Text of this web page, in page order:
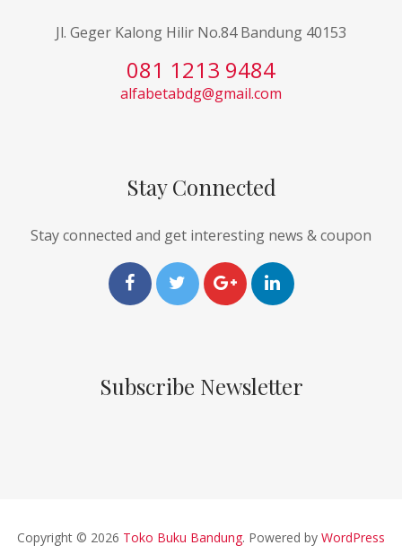
Jl. Geger Kalong Hilir No.84 Bandung 40153
081 1213 9484
alfabetabdg@gmail.com
Stay Connected
Stay connected and get interesting news & coupon
Subscribe Newsletter
Copyright © 2026 Toko Buku Bandung. Powered by WordPress